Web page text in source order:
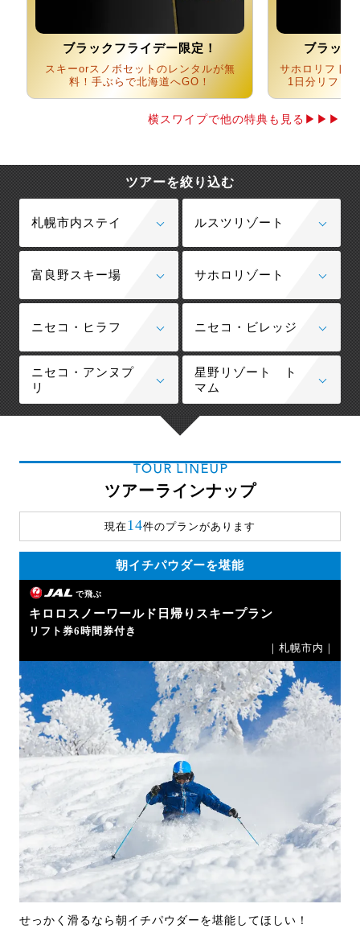
ブラックフライデー限定！
スキーorスノボセットのレンタルが無
料！手ぶらで北海道へGO！
ブラック
サホロリフト
1日分リフト
横スワイプで他の特典も見る▶▶▶
ツアーを絞り込む
札幌市内ステイ ルスツリゾート
富良野スキー場 サホロリゾート
ニセコ・ヒラフ ニセコ・ビレッジ
ニセコ・アンヌプ
リ
星野リゾート ト
マム
TOUR LINEUP
ツアーラインナップ
現在14件のプランがあります
朝イチパウダーを堪能
で飛ぶ
キロロスノーワールド日帰りスキープラン
リフト券6時間券付き
｜札幌市内｜
せっかく滑るなら朝イチパウダーを堪能してほしい！